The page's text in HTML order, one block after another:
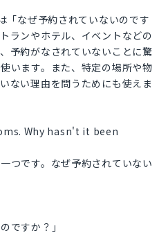
なぜ予約されていないのです
ランやホテル、イベントなどの
予約がなされていないことに驚
います。また、特定の場所や物
ない理由を問うためにも使えま
Why hasn't it been
つです。なぜ予約されていない
ですか？」